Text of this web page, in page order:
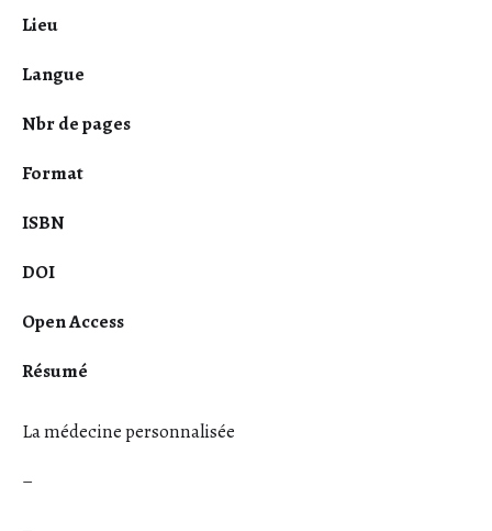
Lieu
Langue
Nbr de pages
Format
ISBN
DOI
Open Access
Résumé
La médecine personnalisée
–